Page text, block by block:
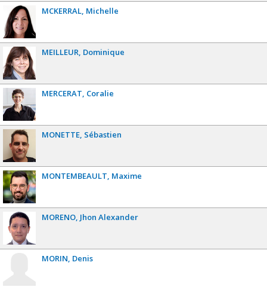
MCKERRAL Michelle
MEILLEUR Dominique
MERCERAT Coralie
MONETTE Sébastien
MONTEMBEAULT Maxime
MORENO Jhon Alexander
MORIN Denis